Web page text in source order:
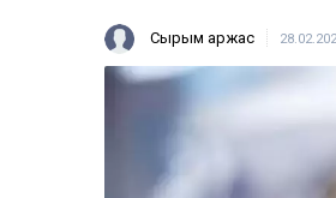
Сырым Қаржас